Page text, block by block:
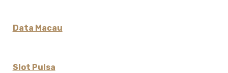
Data Macau
Slot Pulsa